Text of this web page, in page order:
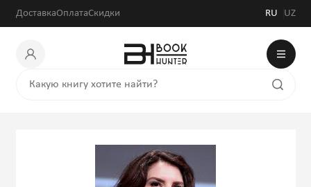
ДоставкаОплатаСкидки RU UZ